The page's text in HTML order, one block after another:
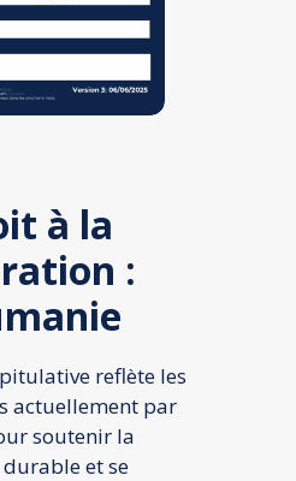
groupe
UE
à la
:
reflète les
actuellement par
soutenir la
et se